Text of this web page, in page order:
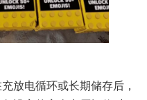
放电循环或长期储存后，